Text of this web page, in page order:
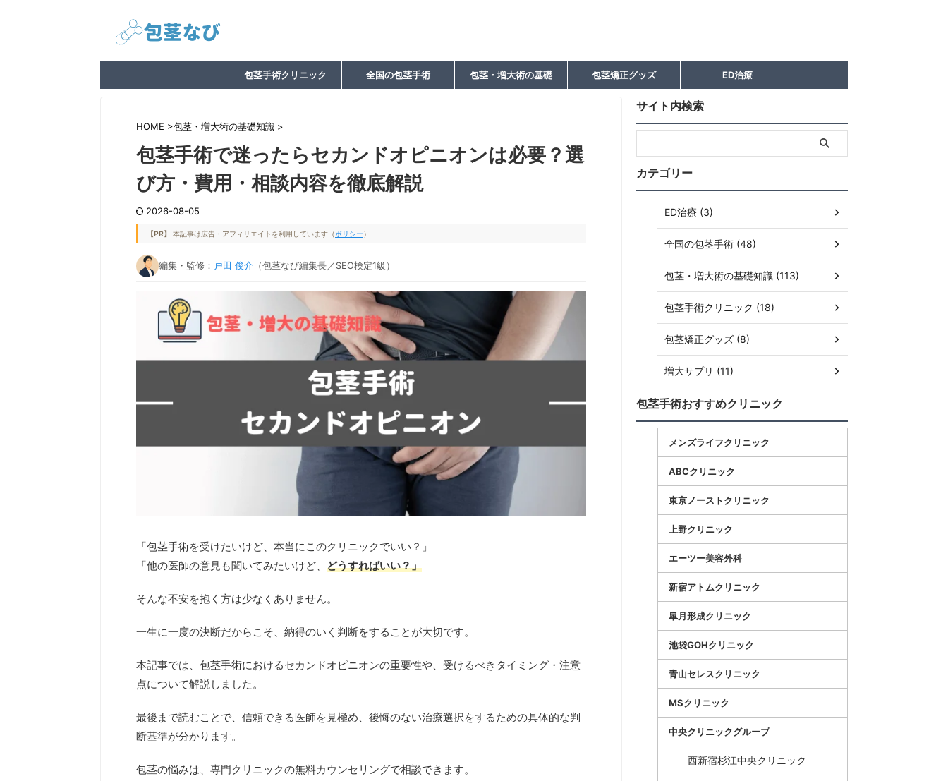
包茎手術クリニック 全国の包茎手術 包茎・増大術の基礎 包茎矯正グッズ ED治療
HOME >包茎・増大術の基礎知識 >
包茎手術で迷ったらセカンドオピニオンは必要？選
び方・費用・相談内容を徹底解説
2026-08-05
【PR】 本記事は広告・アフィリエイトを利用しています（ポリシー）
編集・監修： 戸田 俊介 （包茎なび編集長／SEO検定1級）
「包茎手術を受けたいけど、本当にこのクリニックでいい？」
「他の医師の意見も聞いてみたいけど、 どうすればいい？」
そんな不安を抱く方は少なくありません。
一生に一度の決断だからこそ、納得のいく判断をすることが大切です。
本記事では、包茎手術におけるセカンドオピニオンの重要性や、受けるべきタイミング・注意
点について解説しました。
最後まで読むことで、信頼できる医師を見極め、後悔のない治療選択をするための具体的な判
断基準が分かります。
包茎の悩みは、専門クリニックの無料カウンセリングで相談できます。
サイト内検索
カテゴリー
ED治療 (3)
全国の包茎手術 (48)
包茎・増大術の基礎知識 (113)
包茎手術クリニック (18)
包茎矯正グッズ (8)
増大サプリ (11)
包茎手術おすすめクリニック
メンズライフクリニック
ABCクリニック
東京ノーストクリニック
上野クリニック
エーツー美容外科
新宿アトムクリニック
皐月形成クリニック
池袋GOHクリニック
青山セレスクリニック
MSクリニック
中央クリニックグループ
西新宿杉江中央クリニック